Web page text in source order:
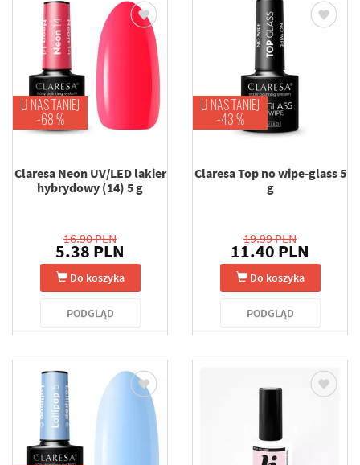
U NAS TANIEJ
-68 %
Claresa Neon UV/LED lakier
hybrydowy (14) 5 g
16.90 PLN
5.38 PLN
Do koszyka
PODGLĄD
U NAS TANIEJ
-43 %
Claresa Top no wipe-glass 5
g
19.99 PLN
11.40 PLN
Do koszyka
PODGLĄD